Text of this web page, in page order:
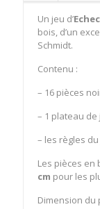
Un jeu d’
bois, d’un
Schmidt.
Contenu :
– 16 pièces
– 1 plateau
– les règles
Les pièces en
cm pour les
Dimension du